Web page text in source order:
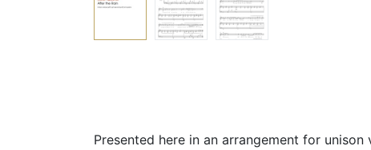
Presented here in an arrangement for